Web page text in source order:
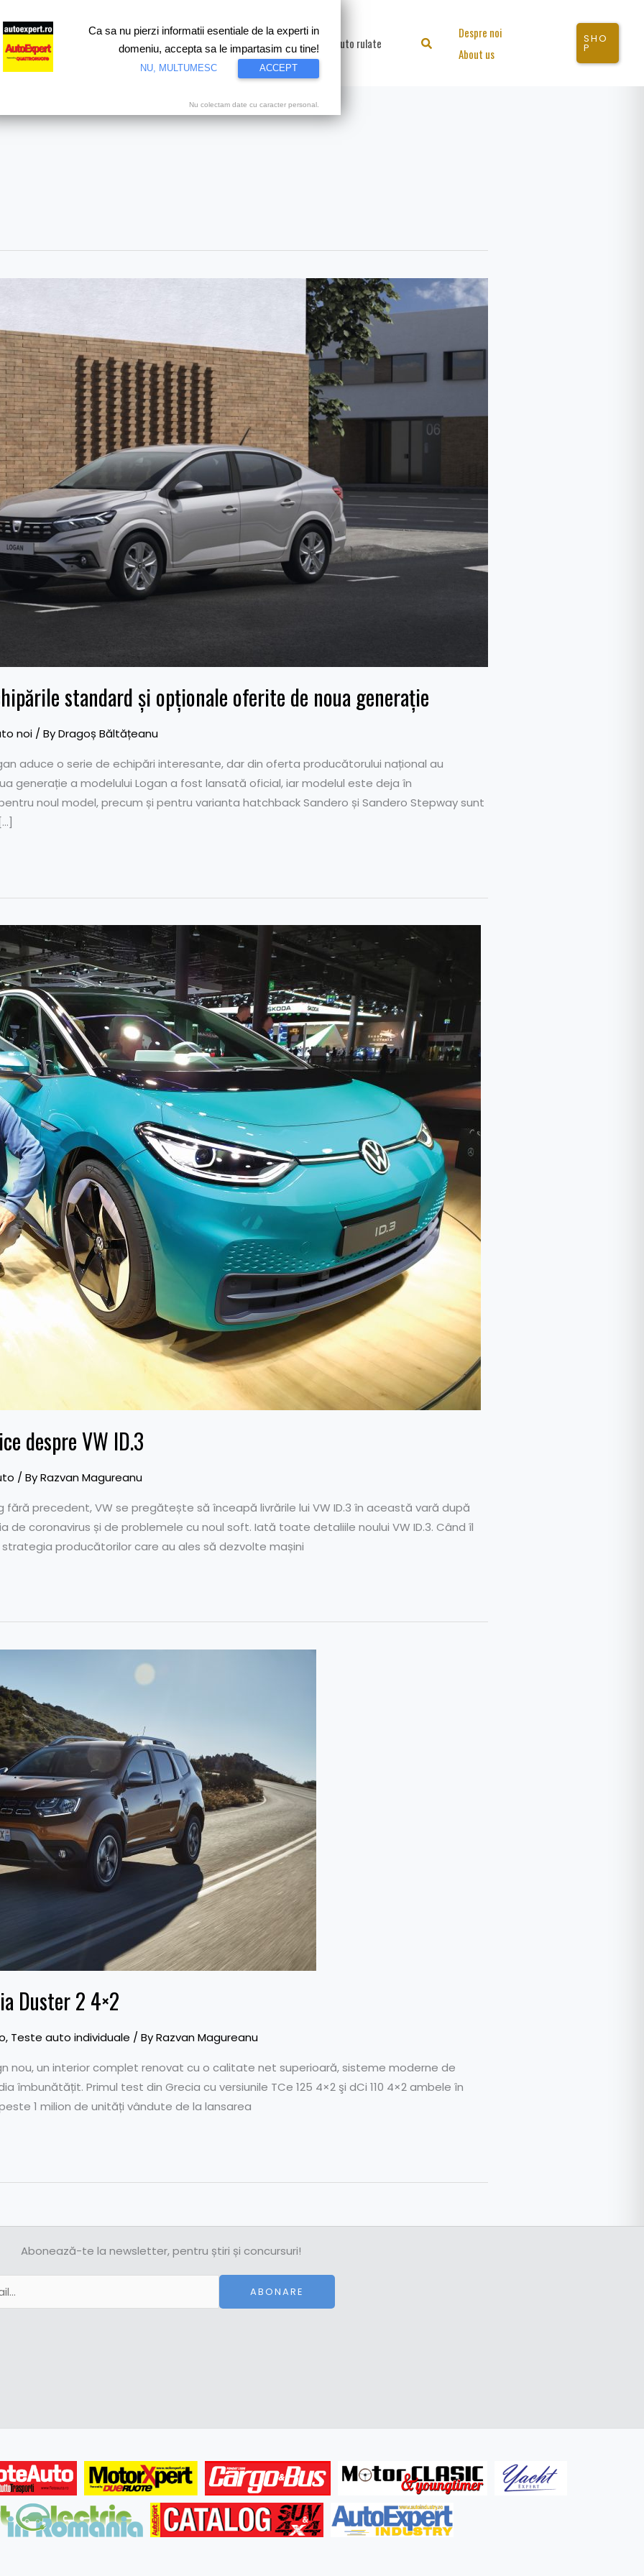
Test drive Motorsport Proiecte speciale Video Auto rulate Search
Despre noi
About us
SHO
P
standard și opționale oferite de noua generație
noi / ByDragoș Băltățeanu
aduce o serie de echipări interesante, dar din oferta producătorului național au
generație a modelului Logan a fost lansată oficial, iar modelul este deja în
noul model, precum și pentru varianta hatchback Sandero și Sandero Stepway sunt
despre VW ID.3
/ ByRazvan Magureanu
precedent, VW se pregătește să înceapă livrările lui VW ID.3 în această vară după
de coronavirus și de problemele cu noul soft. Iată toate detaliile noului VW ID.3. Când îl
producătorilor care au ales să dezvolte mașini
Duster 2 4×2
, Teste auto individuale / ByRazvan Magureanu
nou, un interior complet renovat cu o calitate net superioară, sisteme moderne de
îmbunătățit. Primul test din Grecia cu versiunile TCe 125 4×2 şi dCi 110 4×2 ambele în
1 milion de unități vândute de la lansarea
Abonează-te la newsletter, pentru știri și concursuri!
ABONARE
Ca sa nu pierzi informatii esentiale de la experti in
domeniu, accepta sa le impartasim cu tine!
NU, MULTUMESC ACCEPT
Nu colectam date cu caracter personal.